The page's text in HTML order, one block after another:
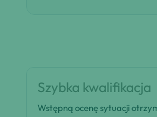
Szybka kwalifikacja
Wstępną ocenę sytuacji